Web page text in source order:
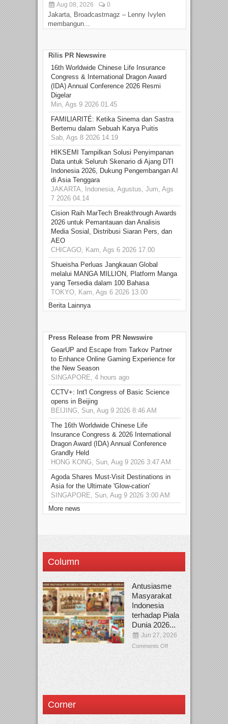
Aug 08, 2026 0
Jakarta, Broadcastmagz – Lenny Ivylen
membangun...
Rilis PR Newswire
16th Worldwide Chinese Life Insurance
Congress & International Dragon Award
(IDA) Annual Conference 2026 Resmi
Digelar
Min, Ags 9 2026 01.45
FAMILIARITÉ: Ketika Sinema dan Sastra
Bertemu dalam Sebuah Karya Puitis
Sab, Ags 8 2026 14.19
HIKSEMI Tampilkan Solusi Penyimpanan
Data untuk Seluruh Skenario di Ajang DTI
Indonesia 2026, Dukung Pengembangan AI
di Asia Tenggara
JAKARTA, Indonesia, Agustus, Jum, Ags
7 2026 04.14
Cision Raih MarTech Breakthrough Awards
2026 untuk Pemantauan dan Analisis
Media Sosial, Distribusi Siaran Pers, dan
AEO
CHICAGO, Kam, Ags 6 2026 17.00
Shueisha Perluas Jangkauan Global
melalui MANGA MILLION, Platform Manga
yang Tersedia dalam 100 Bahasa
TOKYO, Kam, Ags 6 2026 13.00
Berita Lainnya
Press Release from PR Newswire
GearUP and Escape from Tarkov Partner
to Enhance Online Gaming Experience for
the New Season
SINGAPORE, 4 hours ago
CCTV+: Int'l Congress of Basic Science
opens in Beijing
BEIJING, Sun, Aug 9 2026 8:46 AM
The 16th Worldwide Chinese Life
Insurance Congress & 2026 International
Dragon Award (IDA) Annual Conference
Grandly Held
HONG KONG, Sun, Aug 9 2026 3:47 AM
Agoda Shares Must-Visit Destinations in
Asia for the Ultimate 'Glow-cation'
SINGAPORE, Sun, Aug 9 2026 3:00 AM
More news
Column
Antusiasme
Masyarakat
Indonesia
terhadap Piala
Dunia 2026...
Jun 27, 2026
Comments Off
Corner